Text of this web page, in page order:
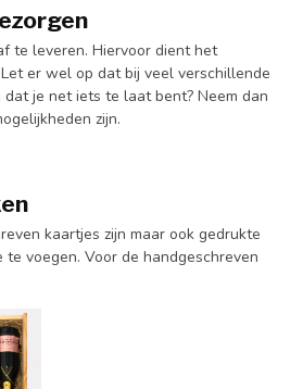
te leveren. Hiervoor dient het
er wel op dat bij veel verschillende
je net iets te laat bent? Neem dan
zijn.
kaartjes zijn maar ook gedrukte
voegen. Voor de handgeschreven